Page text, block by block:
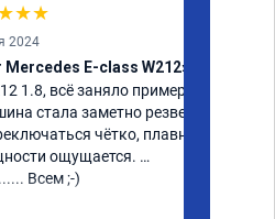
★★
2024
E-class W212»
1.8, всё заняло примерно
стала заметно резвей,
чётко, плавно.
ощущается.
Всем ;-)